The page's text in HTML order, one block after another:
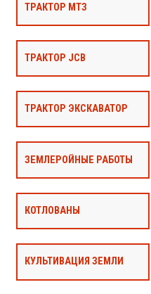
ТРАКТОР МТЗ
ТРАКТОР JCB
ТРАКТОР ЭКСКАВАТОР
ЗЕМЛЕРОЙНЫЕ РАБОТЫ
КОТЛОВАНЫ
КУЛЬТИВАЦИЯ ЗЕМЛИ